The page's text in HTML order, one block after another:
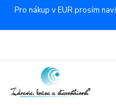
Pro nákup v EUR prosím